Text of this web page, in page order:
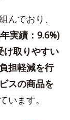
んでおり、
実績：9.6%)
け取りやすい
担軽減を行
スの商品を
います。